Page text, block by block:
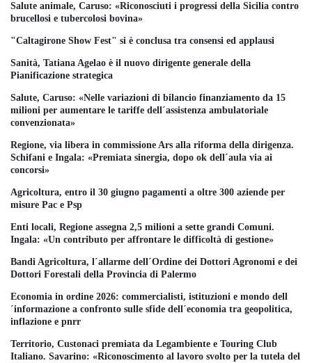
Salute animale, Caruso: «Riconosciuti i progressi della Sicilia contro
brucellosi e tubercolosi bovina»
"Caltagirone Show Fest" si è conclusa tra consensi ed applausi
Sanità, Tatiana Agelao è il nuovo dirigente generale della
Pianificazione strategica
Salute, Caruso: «Nelle variazioni di bilancio finanziamento da 15
milioni per aumentare le tariffe dell´assistenza ambulatoriale
convenzionata»
Regione, via libera in commissione Ars alla riforma della dirigenza.
Schifani e Ingala: «Premiata sinergia, dopo ok dell´aula via ai
concorsi»
Agricoltura, entro il 30 giugno pagamenti a oltre 300 aziende per
misure Pac e Psp
Enti locali, Regione assegna 2,5 milioni a sette grandi Comuni.
Ingala: «Un contributo per affrontare le difficoltà di gestione»
Bandi Agricoltura, l´allarme dell´Ordine dei Dottori Agronomi e dei
Dottori Forestali della Provincia di Palermo
Economia in ordine 2026: commercialisti, istituzioni e mondo dell
´informazione a confronto sulle sfide dell´economia tra geopolitica,
inflazione e pnrr
Territorio, Custonaci premiata da Legambiente e Touring Club
Italiano. Savarino: «Riconoscimento al lavoro svolto per la tutela del